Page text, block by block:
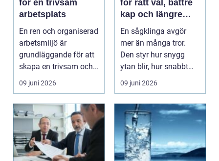
för en trivsam
arbetsplats
En ren och organiserad
arbetsmiljö är
grundläggande för att
skapa en trivsam och...
09 juni 2026
för rätt val, bättre
kap och längre
livslängd
En sågklinga avgör
mer än många tror.
Den styr hur snygg
ytan blir, hur snabbt
arbetet går och hur l...
09 juni 2026